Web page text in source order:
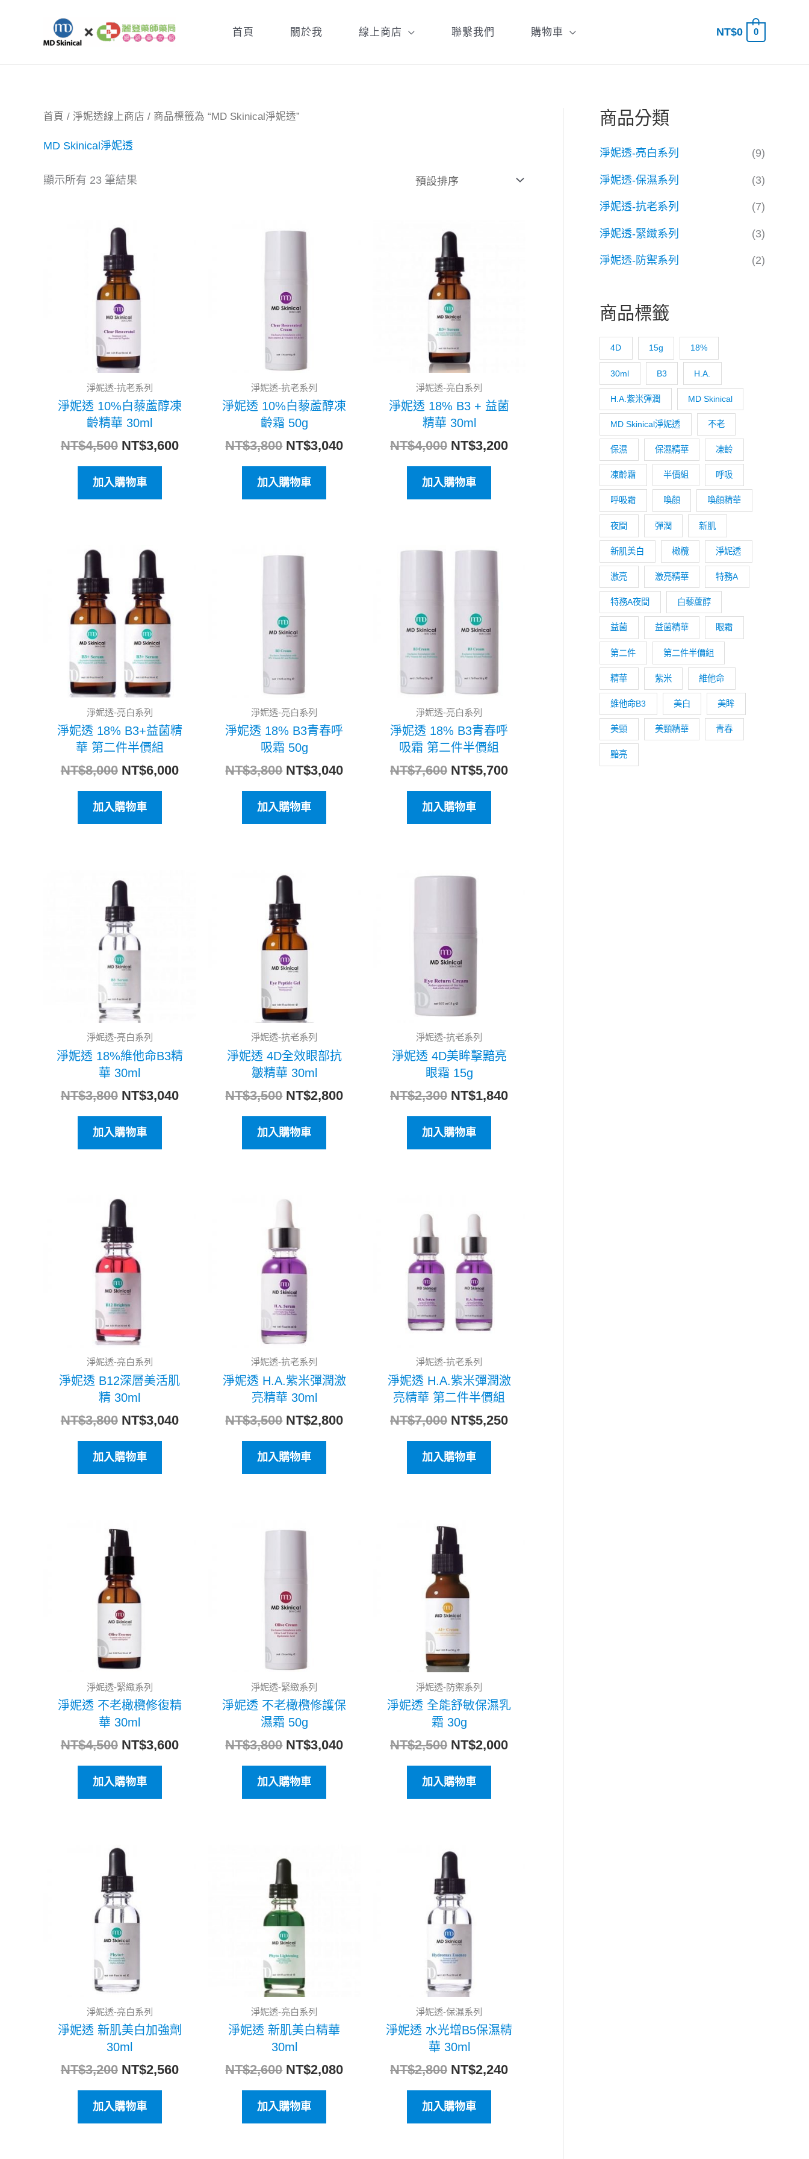
首頁 關於我 線上商店 聯繫我們 購物車 NT$0 0
首頁 / 淨妮透線上商店 / 商品標籤為 “MD Skinical淨妮透”
MD Skinical淨妮透
顯示所有 23 筆結果
淨妮透-抗老系列
淨妮透 10%白藜蘆醇凍
齡精華 30ml
NT$4,500
原
始
價
格：
NT$4,500。
NT$3,600
加入購物車
淨妮透-抗老系列
淨妮透 10%白藜蘆醇凍
齡霜 50g
NT$3,800
原
格：
NT$3,800。
NT$3,040
加入購物車
淨妮透-亮白系列
淨妮透 18% B3 + 益菌
精華 30ml
NT$4,000
原
始
價
格：
NT$4,000。
NT$3,200
加入購物車
淨妮透-亮白系列
淨妮透 18% B3+益菌精
華 第二件半價組
NT$8,000
價
格：
NT$8,000。
NT$6,000
加入購物車
淨妮透-亮白系列
淨妮透 18% B3青春呼
吸霜 50g
NT$3,800
原
格：
NT$3,800。
NT$3,040
加入購物車
淨妮透-亮白系列
淨妮透 18% B3青春呼
吸霜 第二件半價組
NT$7,600
原
NT$7,600。
NT$5,700
加入購物車
淨妮透-亮白系列
淨妮透 18%維他命B3精
華 30ml
NT$3,800
原
始
價
格：
NT$3,800。
NT$3,040
加入購物車
淨妮透-抗老系列
淨妮透 4D全效眼部抗
皺精華 30ml
NT$3,500
原
始
價
格：
NT$3,500。
NT$2,800
加入購物車
淨妮透-抗老系列
淨妮透 4D美眸擊黯亮
眼霜 15g
NT$2,300
原
格：
NT$2,300。
NT$1,840
加入購物車
淨妮透-亮白系列
淨妮透 B12深層美活肌
精 30ml
NT$3,800
原
始
價
格：
NT$3,800。
NT$3,040
加入購物車
淨妮透-抗老系列
淨妮透 H.A.紫米彈潤激
亮精華 30ml
NT$3,500
原
始
格：
NT$3,500。
NT$2,800
NT$2,800。
加入購物車
淨妮透-抗老系列
淨妮透 H.A.紫米彈潤激
亮精華 第二件半價組
NT$7,000
價
格：
NT$7,000。
NT$5,250
加入購物車
淨妮透-緊緻系列
淨妮透 不老橄欖修復精
華 30ml
NT$4,500
原
始
價
格：
NT$4,500。
NT$3,600
加入購物車
淨妮透-緊緻系列
淨妮透 不老橄欖修護保
濕霜 50g
NT$3,800
原
格：
NT$3,800。
NT$3,040
加入購物車
淨妮透-防禦系列
淨妮透 全能舒敏保濕乳
霜 30g
NT$2,500
原
始
價
格：
NT$2,500。
NT$2,000
加入購物車
淨妮透-亮白系列
淨妮透 新肌美白加強劑
30ml
NT$3,200
原
始
價
格：
NT$3,200。
NT$2,560
加入購物車
淨妮透-亮白系列
淨妮透 新肌美白精華
30ml
NT$2,600
始
價
格：
NT$2,600。
NT$2,080
加入購物車
淨妮透-保濕系列
淨妮透 水光增B5保濕精
華 30ml
NT$2,800
原
始
價
格：
NT$2,800。
NT$2,240
加入購物車
商品分類
淨妮透-亮白系列 (9)
淨妮透-保濕系列 (3)
淨妮透-抗老系列 (7)
淨妮透-緊緻系列 (3)
淨妮透-防禦系列 (2)
商品標籤
4D 15g 18%
30ml B3 H.A.
H.A.紫米彈潤 MD Skinical
MD Skinical淨妮透 不老
保濕 保濕精華 凍齡
凍齡霜 半價組 呼吸
呼吸霜 喚顏 喚顏精華
夜間 彈潤 新肌
新肌美白 橄欖 淨妮透
激亮 激亮精華 特務A
特務A夜間 白藜蘆醇
益菌 益菌精華 眼霜
第二件 第二件半價組
精華 紫米 維他命
維他命B3 美白 美眸
美頸 美頸精華 青春
黯亮